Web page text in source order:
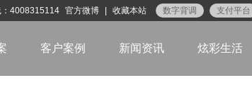
：4008315114 官方微博 收藏本站 数字背调 支付平台
客户案例 新闻资讯 炫彩生活